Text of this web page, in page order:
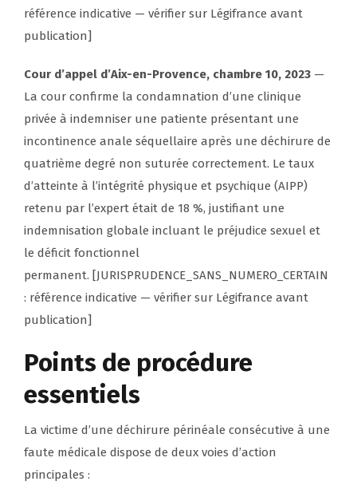
référence indicative — vérifier sur Légifrance avant
publication]
Cour d’appel d’Aix-en-Provence, chambre 10, 2023 —
La cour confirme la condamnation d’une clinique
privée à indemniser une patiente présentant une
incontinence anale séquellaire après une déchirure de
quatrième degré non suturée correctement. Le taux
d’atteinte à l’intégrité physique et psychique (AIPP)
retenu par l’expert était de 18 %, justifiant une
indemnisation globale incluant le préjudice sexuel et
le déficit fonctionnel
permanent. [JURISPRUDENCE_SANS_NUMERO_CERTAIN
: référence indicative — vérifier sur Légifrance avant
publication]
Points de procédure
essentiels
La victime d’une déchirure périnéale consécutive à une
faute médicale dispose de deux voies d’action
principales :